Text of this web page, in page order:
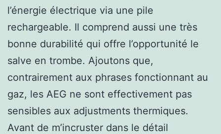
l’énergie électrique via une pile
rechargeable. Il comprend aussi une très
bonne durabilité qui offre l’opportunité le
salve en trombe. Ajoutons que,
contrairement aux phrases fonctionnant au
gaz, les AEG ne sont effectivement pas
sensibles aux adjustments thermiques.
Avant de m’incruster dans le détail